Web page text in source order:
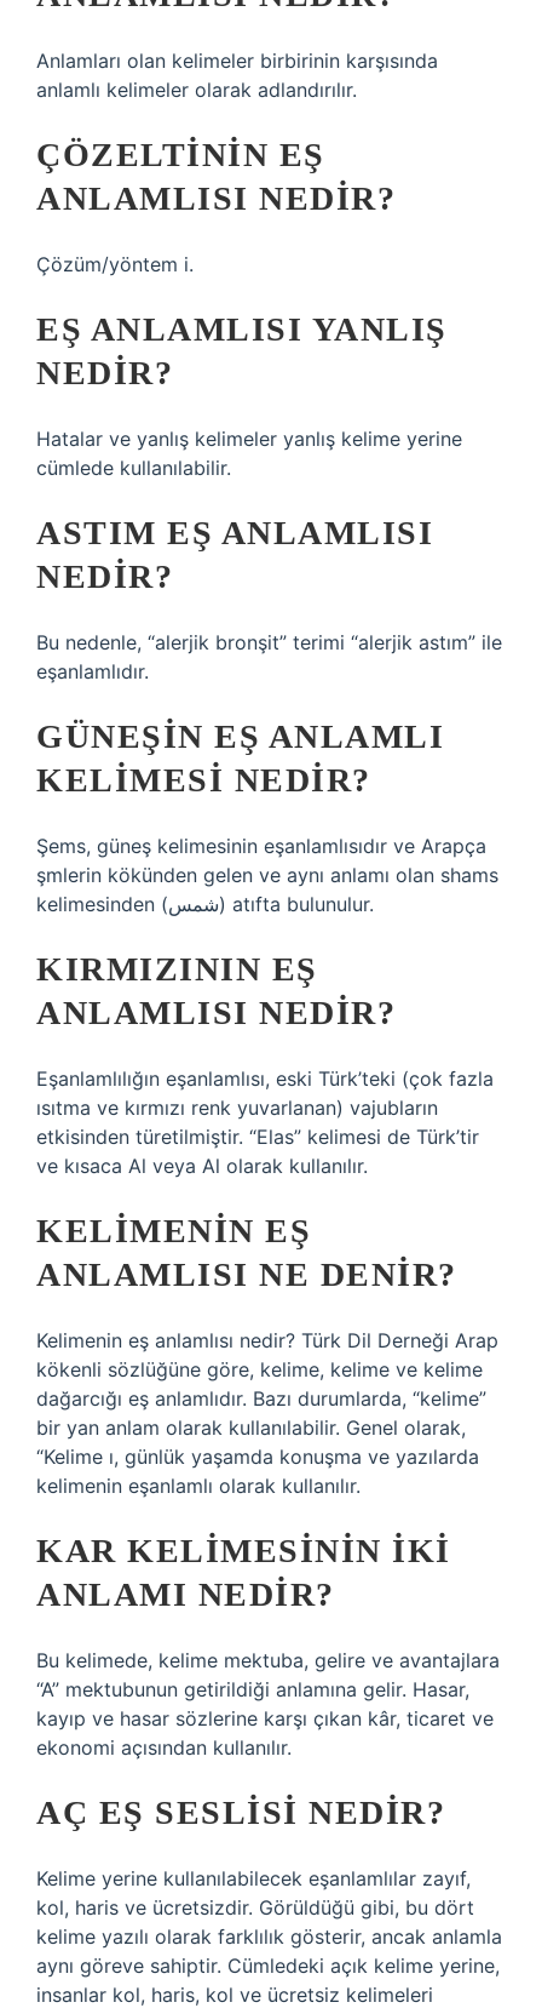
Anlamları olan kelimeler birbirinin karşısında
anlamlı kelimeler olarak adlandırılır.
ÇÖZELTININ EŞ
ANLAMLISI NEDIR?
Çözüm/yöntem i.
EŞ ANLAMLISI YANLIŞ
NEDIR?
Hatalar ve yanlış kelimeler yanlış kelime yerine
cümlede kullanılabilir.
ASTIM EŞ ANLAMLISI
NEDIR?
Bu nedenle, “alerjik bronşit” terimi “alerjik astım” ile
eşanlamlıdır.
GÜNEŞIN EŞ ANLAMLI
KELIMESI NEDIR?
Şems, güneş kelimesinin eşanlamlısıdır ve Arapça
şmlerin kökünden gelen ve aynı anlamı olan shams
kelimesinden (شمس) atıfta bulunulur.
KIRMIZININ EŞ
ANLAMLISI NEDIR?
Eşanlamlılığın eşanlamlısı, eski Türk’teki (çok fazla
ısıtma ve kırmızı renk yuvarlanan) vajubların
etkisinden türetilmiştir. “Elas” kelimesi de Türk’tir
ve kısaca Al veya Al olarak kullanılır.
KELIMENIN EŞ
ANLAMLISI NE DENIR?
Kelimenin eş anlamlısı nedir? Türk Dil Derneği Arap
kökenli sözlüğüne göre, kelime, kelime ve kelime
dağarcığı eş anlamlıdır. Bazı durumlarda, “kelime”
bir yan anlam olarak kullanılabilir. Genel olarak,
“Kelime ı, günlük yaşamda konuşma ve yazılarda
kelimenin eşanlamlı olarak kullanılır.
KAR KELIMESININ IKI
ANLAMI NEDIR?
Bu kelimede, kelime mektuba, gelire ve avantajlara
“A” mektubunun getirildiği anlamına gelir. Hasar,
kayıp ve hasar sözlerine karşı çıkan kâr, ticaret ve
ekonomi açısından kullanılır.
AÇ EŞ SESLISI NEDIR?
Kelime yerine kullanılabilecek eşanlamlılar zayıf,
kol, haris ve ücretsizdir. Görüldüğü gibi, bu dört
kelime yazılı olarak farklılık gösterir, ancak anlamla
aynı göreve sahiptir. Cümledeki açık kelime yerine,
insanlar kol, haris, kol ve ücretsiz kelimeleri